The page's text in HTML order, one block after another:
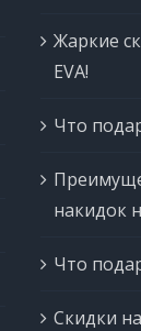
Жаркие
EVA!
Что
накидок
Что
Скидки